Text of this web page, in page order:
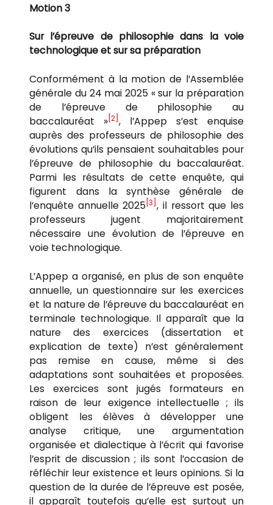
Motion 3
Sur l’épreuve de philosophie dans la voie
technologique et sur sa préparation
Conformément à la motion de l’Assemblée
générale du 24 mai 2025 « sur la préparation
de l’épreuve de philosophie au
baccalauréat » [2] , l’Appep s’est enquise
auprès des professeurs de philosophie des
évolutions qu’ils pensaient souhaitables pour
l’épreuve de philosophie du baccalauréat.
Parmi les résultats de cette enquête, qui
figurent dans la synthèse générale de
l’enquête annuelle 2025 [3] , il ressort que les
professeurs jugent majoritairement
nécessaire une évolution de l’épreuve en
voie technologique.
L’Appep a organisé, en plus de son enquête
annuelle, un questionnaire sur les exercices
et la nature de l’épreuve du baccalauréat en
terminale technologique. Il apparaît que la
nature des exercices (dissertation et
explication de texte) n’est généralement
pas remise en cause, même si des
adaptations sont souhaitées et proposées.
Les exercices sont jugés formateurs en
raison de leur exigence intellectuelle ; ils
obligent les élèves à développer une
analyse critique, une argumentation
organisée et dialectique à l’écrit qui favorise
l’esprit de discussion ; ils sont l’occasion de
réfléchir leur existence et leurs opinions. Si la
question de la durée de l’épreuve est posée,
il apparaît toutefois qu’elle est surtout un